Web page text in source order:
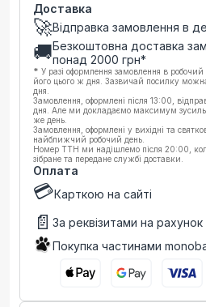
Доставка
🚀Відправка замовлення в
🚚Безкоштовна доставка
понад 2000 грн*
* У разі оформлення замовлення в
його цього ж дня. Зазвичай посилку
дня.
Замовлення, оформлені після 13:00,
дня. Але ми докладаємо максимум
же день.
Замовлення, оформлені у вихідні та
найближчий робочий день.
Номер ТТН ми надішлемо після 20:00,
зібране та передане службі доставки.
Оплата
💳Карткою на сайті
📄 За реквізитами на
Покупка частинами